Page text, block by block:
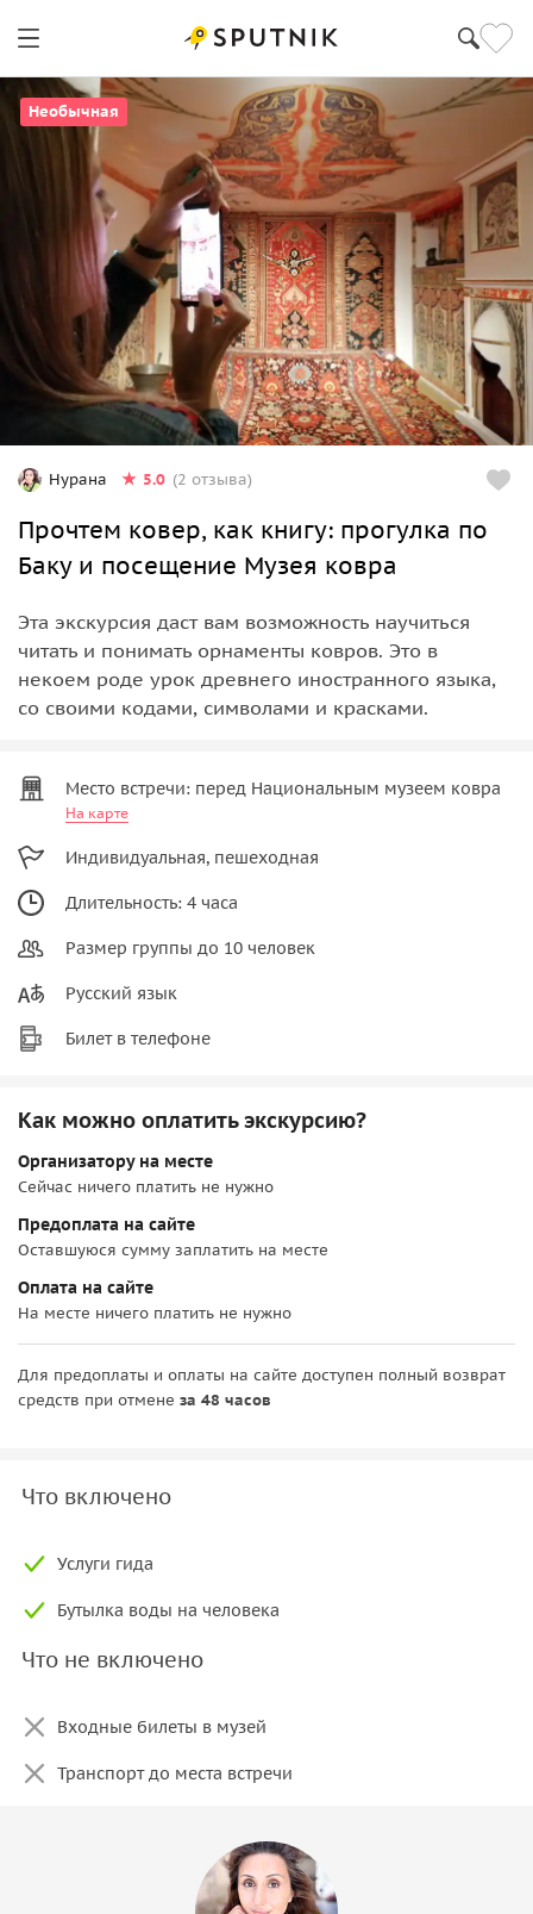
Необычная
Нурана 5.0 (2 отзыва)
Прочтем ковер, как книгу: прогулка по
Баку и посещение Музея ковра
Эта экскурсия даст вам возможность научиться
читать и понимать орнаменты ковров. Это в
некоем роде урок древнего иностранного языка,
со своими кодами, символами и красками.
Место встречи: перед Национальным музеем ковра
На карте
Индивидуальная, пешеходная
Длительность: 4 часа
Размер группы до 10 человек
Русский язык
Билет в телефоне
Как можно оплатить экскурсию?
Организатору на месте
Сейчас ничего платить не нужно
Предоплата на сайте
Оставшуюся сумму заплатить на месте
Оплата на сайте
На месте ничего платить не нужно
Для предоплаты и оплаты на сайте доступен полный возврат
средств при отмене за 48 часов
Что включено
Услуги гида
Бутылка воды на человека
Что не включено
Входные билеты в музей
Транспорт до места встречи